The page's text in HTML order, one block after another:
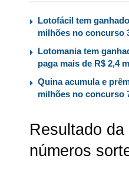
Lotofácil tem
milhões no concurso
Lotomania tem
paga mais de R$ 2,4
Quina acumula e
milhões no concurso
Resultado
números